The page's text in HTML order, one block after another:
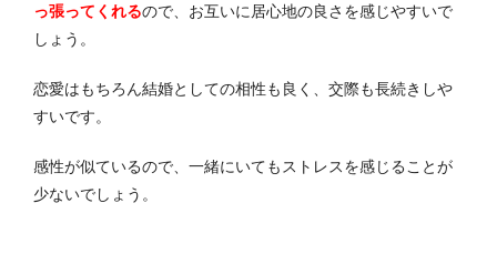
っ張ってくれるので、お互いに居心地の良さを感じやすいで
しょう。
恋愛はもちろん結婚としての相性も良く、交際も長続きしや
すいです。
感性が似ているので、一緒にいてもストレスを感じることが
少ないでしょう。